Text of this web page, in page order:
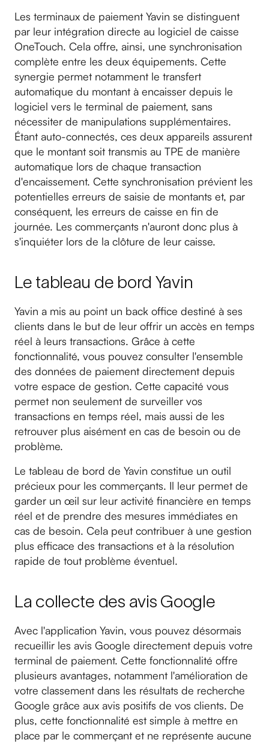
Les terminaux de paiement Yavin se distinguent
par leur intégration directe au logiciel de caisse
OneTouch. Cela offre, ainsi, une synchronisation
complète entre les deux équipements. Cette
synergie permet notamment le transfert
automatique du montant à encaisser depuis le
logiciel vers le terminal de paiement, sans
nécessiter de manipulations supplémentaires.
Étant auto-connectés, ces deux appareils assurent
que le montant soit transmis au TPE de manière
automatique lors de chaque transaction
d'encaissement. Cette synchronisation prévient les
potentielles erreurs de saisie de montants et, par
conséquent, les erreurs de caisse en fin de
journée. Les commerçants n'auront donc plus à
s'inquiéter lors de la clôture de leur caisse.
Le tableau de bord Yavin
Yavin a mis au point un back office destiné à ses
clients dans le but de leur offrir un accès en temps
réel à leurs transactions. Grâce à cette
fonctionnalité, vous pouvez consulter l'ensemble
des données de paiement directement depuis
votre espace de gestion. Cette capacité vous
permet non seulement de surveiller vos
transactions en temps réel, mais aussi de les
retrouver plus aisément en cas de besoin ou de
problème.
Le tableau de bord de Yavin constitue un outil
précieux pour les commerçants. Il leur permet de
garder un œil sur leur activité financière en temps
réel et de prendre des mesures immédiates en
cas de besoin. Cela peut contribuer à une gestion
plus efficace des transactions et à la résolution
rapide de tout problème éventuel.
La collecte des avis Google
Avec l'application Yavin, vous pouvez désormais
recueillir les avis Google directement depuis votre
terminal de paiement. Cette fonctionnalité offre
plusieurs avantages, notamment l'amélioration de
votre classement dans les résultats de recherche
Google grâce aux avis positifs de vos clients. De
plus, cette fonctionnalité est simple à mettre en
place par le commerçant et ne représente aucune